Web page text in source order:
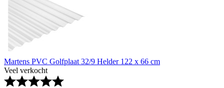
Martens PVC Golfplaat 32/9 Helder 122 x 66 cm
Veel verkocht